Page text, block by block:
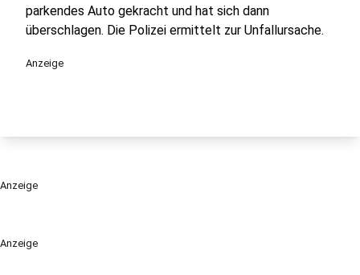
Anzeige
parkendes Auto gekracht und hat sich dann
überschlagen. Die Polizei ermittelt zur Unfallursache.
Anzeige
Anzeige